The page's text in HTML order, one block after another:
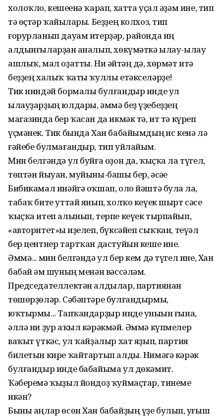
холоҡло, кешеһенә ҡарап, хатта уҫал әҙәм ине, тип
тә өҫтәр ҡайһылары. Беҙҙең колхоз, тип
ғорурланып дауам итерҙәр, районда иң
алдынғыларҙан һаналып, хөкүмәткә ылау-ылау
ашлыҡ, мал оҙатты. Ни әйтһәң дә, хөрмәт итә
беҙҙең халыҡ ҡаты ҡуллы етәксе­ләрҙе!
Тик ниндәй бормалы булғандыр инде ул
ылауҙарҙың юлдары, әммә беҙ үҙебеҙҙең
магазинда бер ҡасан да икмәк тә, ит тә күреп
үҫмәнек. Тик бында Хан бабайымдың һис кенә лә
ғәйебе булмағандыр, тип уйлайым.
Мин белгәндә ул буйға оҙон да, ҡыҫҡа ла түгел,
төптән йыуан, муйы­ны-башы бер, әсәһе
Бибикамал инәй­гә оҡшап, оло йәштә булһа ла,
табаҡ бите уттай янып, холҡо кеүек шырт сәсе
ҡыҫҡа итеп алынып, тер­пе кеүек тырпайып,
«авторитет»ы һиҙе­леп, бүксәйеп сыҡҡан, теүәл
бер центнер тартҡан дастуйын кеше ине.
Әммә... мин белгәндә ул бер кем дә түгел ине, Хан
бабай һәм шуның менән вәссәләм.
Председателлектән алдылар, партиянан
төшөрҙөләр. Сәбәптәре булғандырмы,
юҡтырмы... Тапҡандарҙыр инде уныһын ғына,
әллә ни ҙур аҡыл кәрәкмәй. Әммә күпмелер
ваҡыт үткәс, ул ҡайҙалыр хат яҙып, партия
билетын кире ҡайтартып алды. Нимәгә кәрәк
булғандыр инде бабайыма ул дөкәмит.
Ҡәберемә ҡыҙыл йондоҙ ҡуймаҫтар, тинеме
икән?
Быны аңлар өсөн Хан бабайҙың үҙе булып, һуғыш